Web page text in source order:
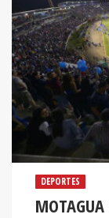
DEPORTES
MOTAGUA
LA FINAL